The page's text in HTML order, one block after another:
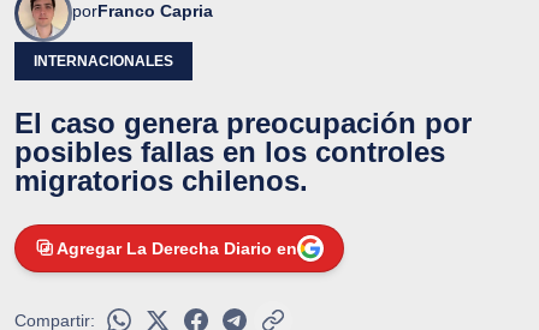
porFranco Capria
INTERNACIONALES
El caso genera preocupación por
posibles fallas en los controles
migratorios chilenos.
Agregar La Derecha Diario en
Compartir: